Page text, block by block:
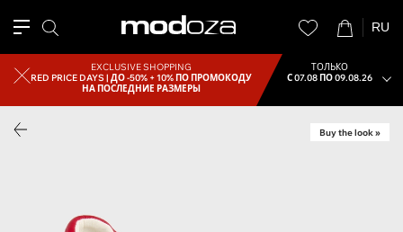
RU
EXCLUSIVE SHOPPING
RED PRICE DAYS |ДО -50% + 10% ПО ПРОМОКОДУ
НА ПОСЛЕДНИЕ РАЗМЕРЫ
ТОЛЬКО
С 07.08 ПО 09.08.26
Buy the look »